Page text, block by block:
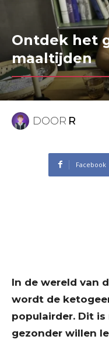
Ontdek het
maaltijden
DOOR R
Facebook
In de wereld van
wordt de
populairder. Dit
gezonder willen